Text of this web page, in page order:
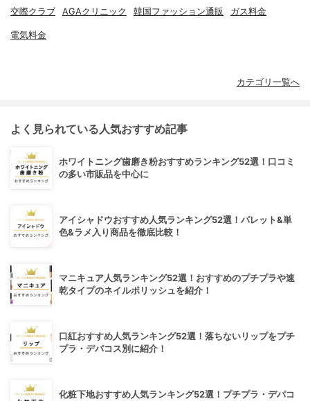
交際クラブ AGAクリニック 韓国ファッション通販 ガス料金
電気料金
カテゴリ一覧へ
よく見られている人気おすすめ記事
ホワイトニング歯磨き粉おすすめランキング52選！口コミ
の多い市販品を中心に
アイシャドウおすすめ人気ランキング52選！パレット&単
色&ラメ入り商品を徹底比較！
マニキュア人気ランキング52選！おすすめのプチプラや速
乾タイプのネイルポリッシュを紹介！
口紅おすすめ人気ランキング52選！落ちないリップをプチ
プラ・デパコス別に紹介！
化粧下地おすすめ人気ランキング52選！プチプラ・デパコ